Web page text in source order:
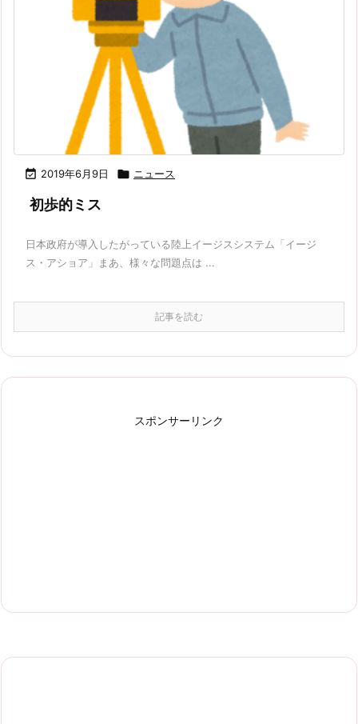
 2019年6月9日  ニュース
初歩的ミス
日本政府が導入したがっている陸上イージスシステム「イージ
ス・アショア」まあ、様々な問題点は ...
記事を読む
スポンサーリンク